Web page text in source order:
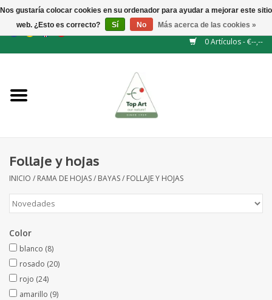
GBP/CHF /BGN/
0 Artículos - €--,--
NUEVO
Flores artificiales
plantas artificiales
Rama de hojas / bayas
Fruta artificial
Follaje y hojas
INICIO / RAMA DE HOJAS / BAYAS/ FOLLAJE Y HOJAS
Color
blanco (8)
rosado (20)
rojo (24)
amarillo (9)
Nos gustaría colocar cookies en su ordenador para ayudar a mejorar este sitio
web. ¿Esto es correcto?
Sí No Más acerca de las cookies »